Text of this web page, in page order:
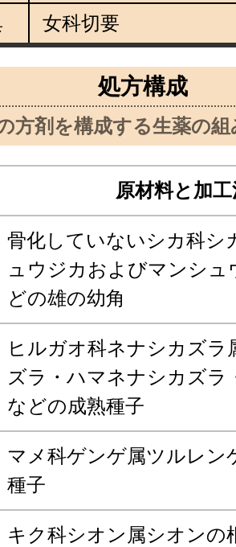
女科切要
処方構成
方剤を構成する生薬の
原材料と加
骨化していないシカ科シ
ュウジカおよびマンシュ
どの雄の幼角
ヒルガオ科ネナシカズラ
ズラ・ハマネナシカズラ
などの成熟種子
マメ科ゲンゲ属ツルレン
種子
キク科シオン属シオンの